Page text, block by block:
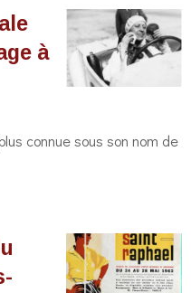
à
connue sous son nom de